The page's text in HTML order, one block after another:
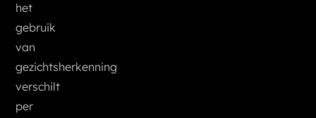
het
gebruik
van
gezichtsherkenning
verschilt
per